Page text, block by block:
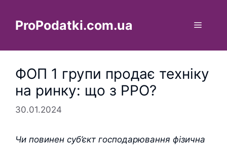
вмістуProPodatki.com.ua Меню
ФОП 1 групи продає техніку
на ринку: що з РРО?
30.01.2024
Чи повинен суб’єкт господарювання фізична